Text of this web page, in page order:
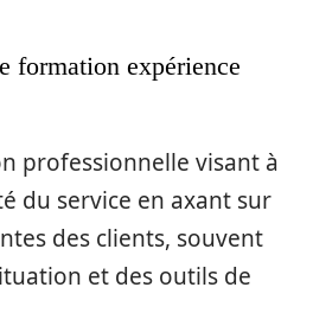
formation expérience
professionnelle visant à
du service en axant sur
des clients, souvent
et des outils de